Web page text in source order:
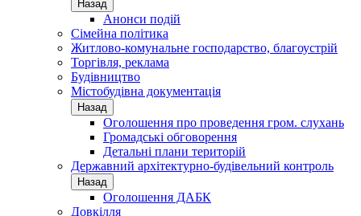
Назад
Анонси подій
Сімейна політика
Житлово-комунальне господарство, благоустрій
Торгівля, реклама
Будівництво
Містобудівна документація
Назад
Оголошення про проведення гром. слухань
Громадські обговорення
Детальні плани територій
Державний архітектурно-будівельний контроль
Назад
Оголошення ДАБК
Довкілля